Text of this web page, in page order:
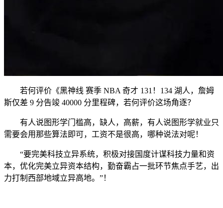
若何评价《黑神线 赛季 NBA 奇才 131！134 湖人，詹姆
斯仅差 9 分告竣 40000 分里程碑，若何评价这场角逐？
有人说图形学门槛高，缺人，高薪，有人说图形学就业只
需要会用那些算法即可，工资不是很高，哪种说法对呢！
“要完美科技立异系统，积极对接国度计谋科技力量和资
本，优化完美立异资本结构，勤奋霸占一批环节焦点手艺，出
力打制西部地域立异高地。”！